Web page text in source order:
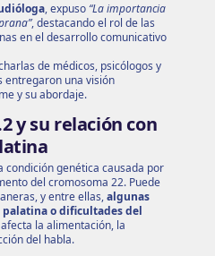
, expuso “La importancia
, destacando el rol de las
en el desarrollo comunicativo
de médicos, psicólogos y
entregaron una visión
y su abordaje.
y su relación con
condición genética causada por
del cromosoma 22. Puede
y entre ellas,algunas
o dificultades del
la alimentación, la
del habla.